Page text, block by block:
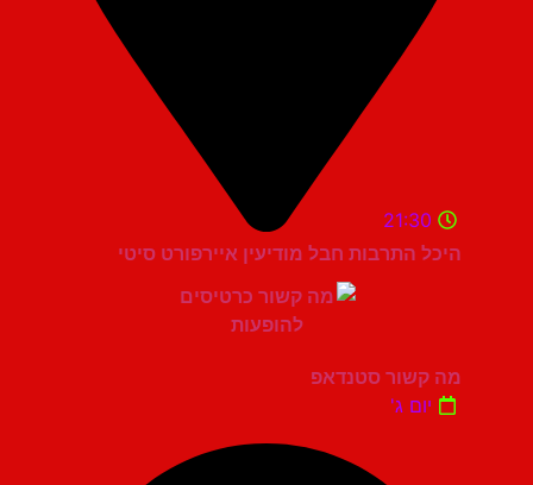
היכל התרבות חבל מודיעין איירפורט סיטי
21:30
מה קשור סטנדאפ
יום ג'